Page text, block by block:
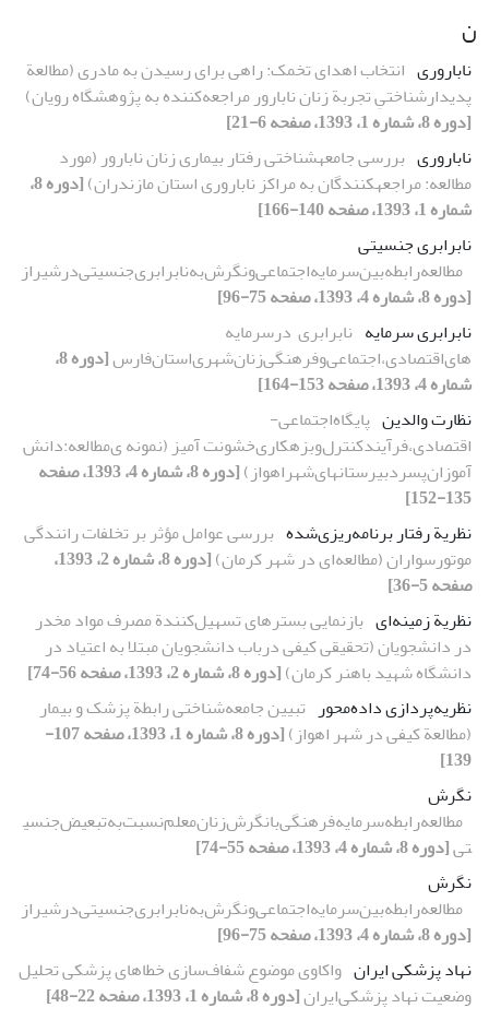
ن
ناباروری انتخاب اهدای تخمک: راهی برای رسیدن به مادری (مطالعة
پدیدارشناختیِ تجربة زنان نابارور مراجعه‌کننده به پژوهشگاه رویان)
[دوره 8، شماره 1، 1393، صفحه 6-21]
ناباروری بررسی جامعهشناختی رفتار بیماری زنان نابارور (مورد
مطالعه: مراجعهکنندگان به مراکز ناباروری استان مازندران)
[دوره 8،
شماره 1، 1393، صفحه 140-166]
نابرابری جنسیتی
مطالعه‌رابطه‌بین‌سرمایه‌اجتماعی‌و‌نگرش‌به‌نابرابری‌جنسیتی‌در‌شیراز
[دوره 8، شماره 4، 1393، صفحه 75-96]
نابرابری سرمایه نابرابری‌ ‌ در‌سرمایه
های‌اقتصادی،‌اجتماعی‌و‌فرهنگی‌زنان‌شهری‌استان‌فارس‌
[دوره 8،
شماره 4، 1393، صفحه 153-164]
نظارت والدین پایگاه‌اجتماعی-
اقتصادی،‌فرآیند‌کنترل‌و‌بزهکاری‌خشونت آمیز‌‌ (نمونه ی‌مطالعه‌:دانش
آموزان‌پسر‌دبیرستانهای‌شهر‌اهواز)‌
[دوره 8، شماره 4، 1393، صفحه
135-152]
نظریة رفتار برنامه‌ریزی‌شده بررسی عوامل مؤثر بر تخلفات رانندگی
موتورسواران (مطالعه‌ای در شهر کرمان)
[دوره 8، شماره 2، 1393،
صفحه 5-36]
نظریة زمینه‌ای بازنمایی بسترهای تسهیل‌‌کنندة مصرف مواد مخدر
در دانشجویان (تحقیقی کیفی درباب دانشجویان مبتلا به اعتیاد در
دانشگاه شهید باهنر کرمان)[دوره 8، شماره 2، 1393، صفحه 56-74]
نظریه‌پردازی داده‌محور تبیین جامعه‌شناختی رابطة پزشک و بیمار
(مطالعة کیفی در شهر اهواز)
[دوره 8، شماره 1، 1393، صفحه 107-
139]
نگرش
مطالعه‌رابطه‌سرمایه‌فرهنگی‌با‌نگرش‌زنان‌معلم‌نسبت‌به‌تبعیض‌جنسی
تی[دوره 8، شماره 4، 1393، صفحه 55-74]
نگرش
مطالعه‌رابطه‌بین‌سرمایه‌اجتماعی‌و‌نگرش‌به‌نابرابری‌جنسیتی‌در‌شیراز
[دوره 8، شماره 4، 1393، صفحه 75-96]
نهاد پزشکی ‌ایران واکاوی موضوع شفاف‌سازی خطاهای پزشکی تحلیل
وضعیت نهاد پزشکی‌ایران[دوره 8، شماره 1، 1393، صفحه 22-48]